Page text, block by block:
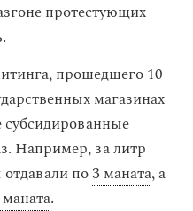
протестующих
прошедшего 10
магазинах
Например, за литр
по3 маната, а
.